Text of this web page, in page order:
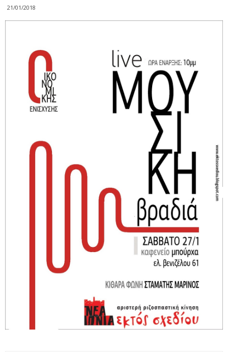
21/01/2018